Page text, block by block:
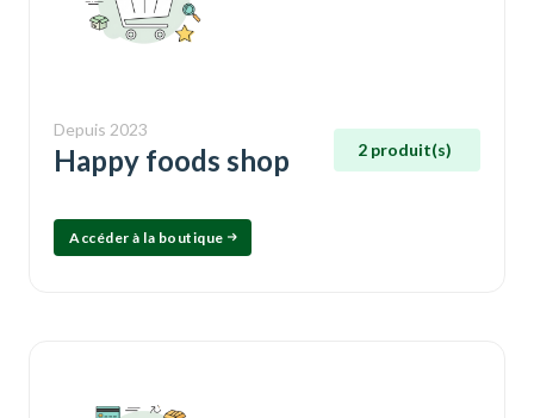
Depuis 2023
Happy foods shop 2 produit(s)
Accéder à la boutique